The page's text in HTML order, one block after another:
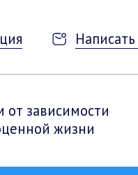
от зависимости
жизни